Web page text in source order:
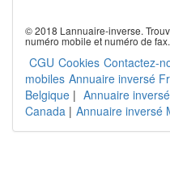
© 2018 Lannuaire-inverse.
numéro mobile et numéro de fax.
CGU Cookies Contactez-
mobiles Annuaire inversé
Belgique | Annuaire
Canada | Annuaire inversé